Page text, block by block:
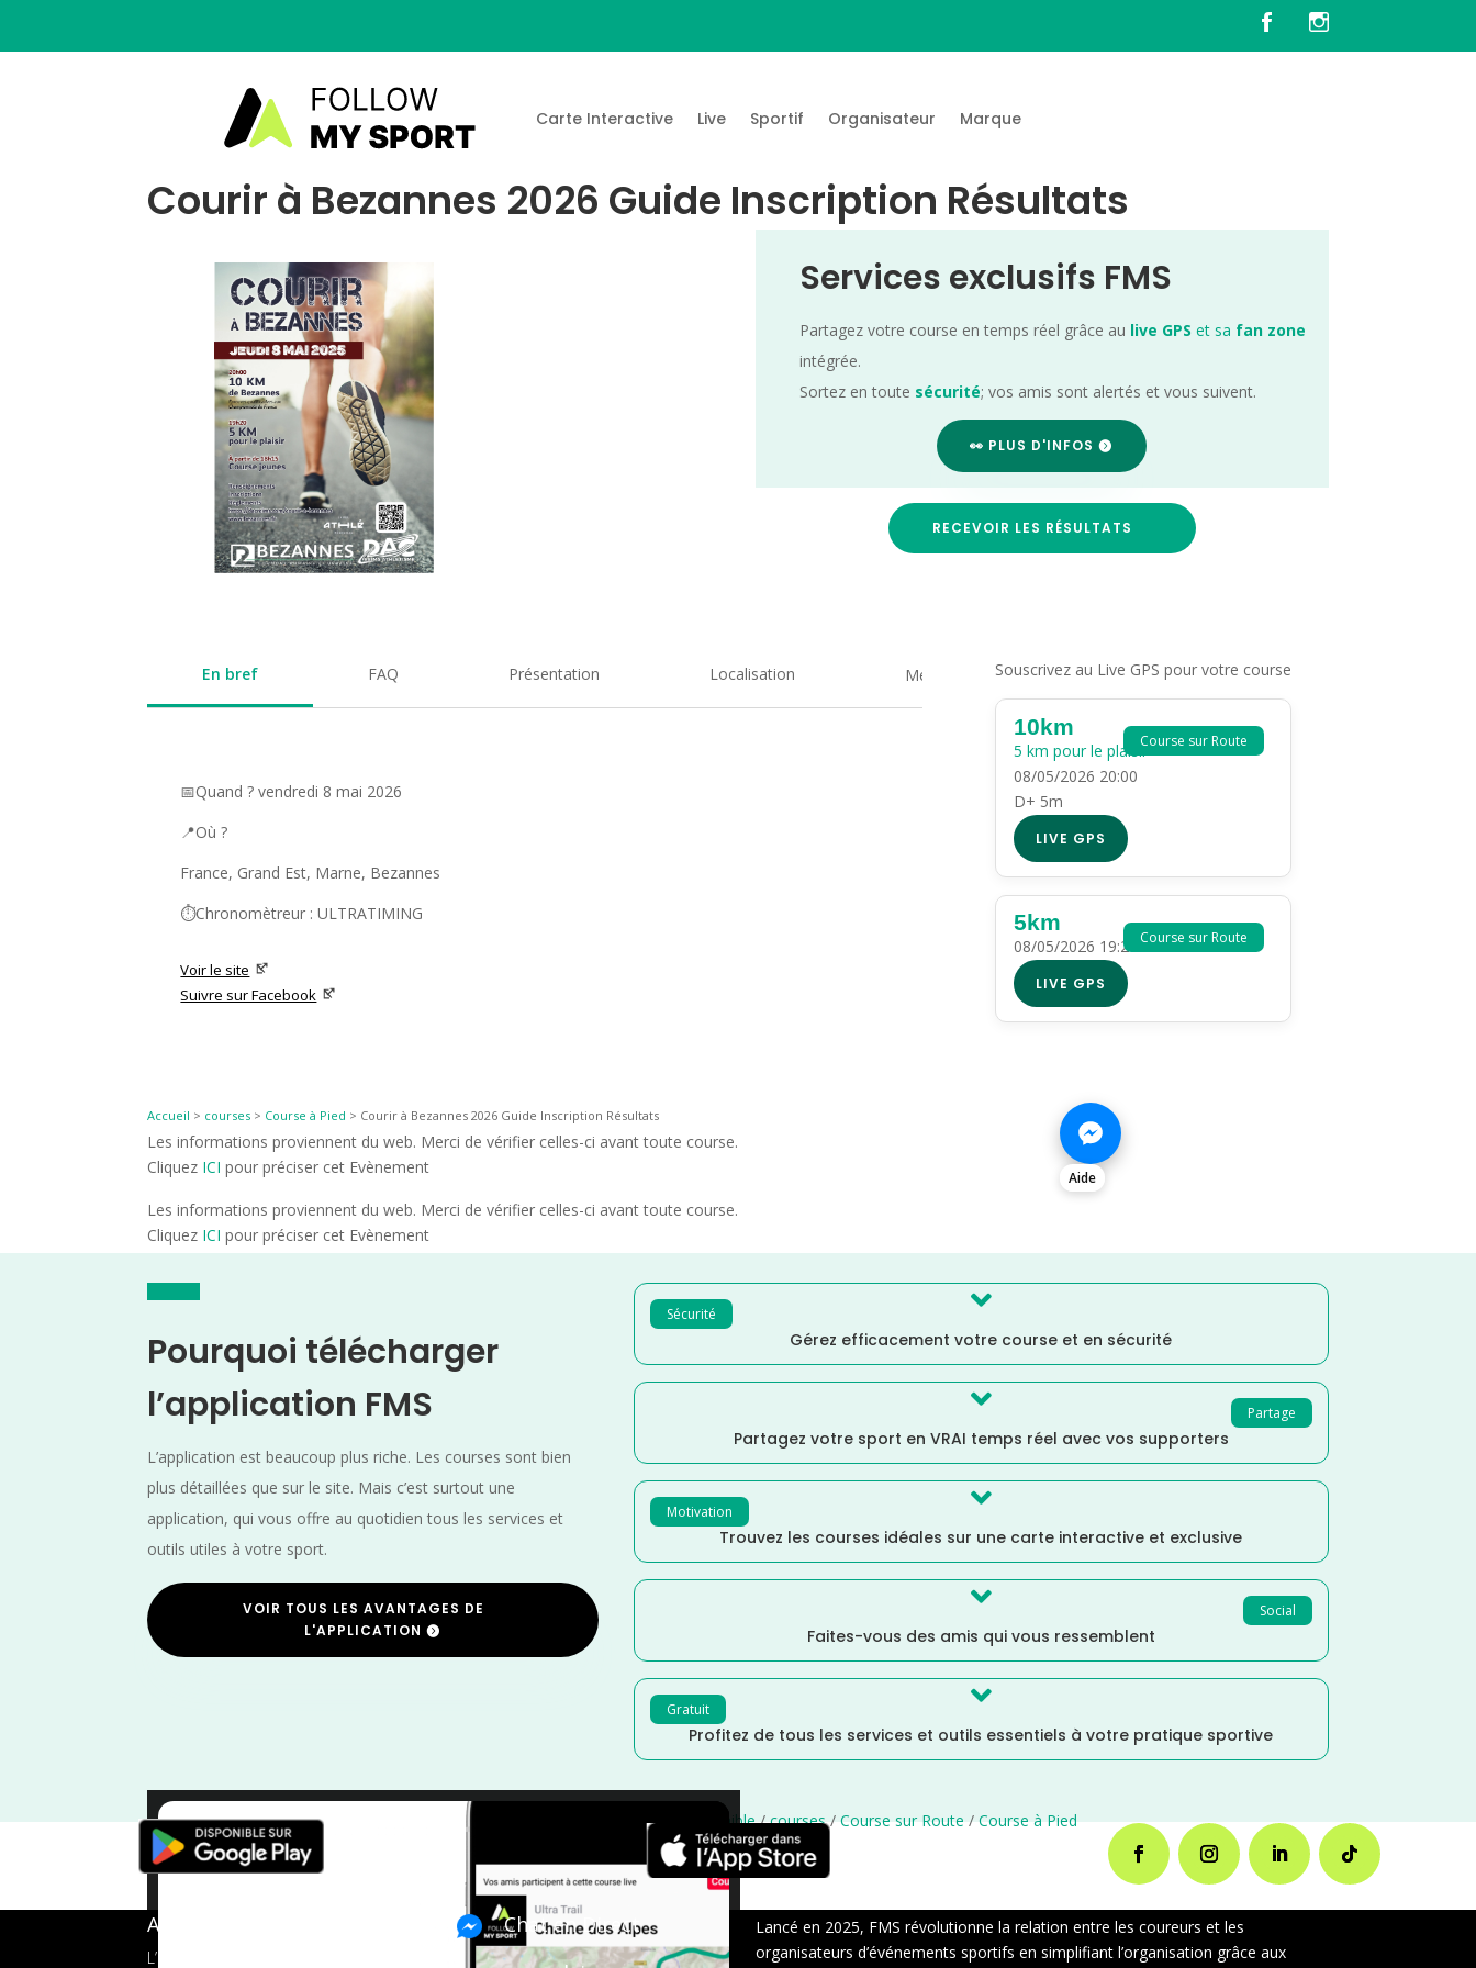
Carte Interactive Live Sportif Organisateur Marque
Courir à Bezannes 2026 Guide Inscription Résultats
Services exclusifs FMS
Partagez votre course en temps réel grâce au live GPS et sa fan zone
intégrée.
Sortez en toute sécurité; vos amis sont alertés et vous suivent.
👀 PLUS D'INFOS
RECEVOIR LES RÉSULTATS
En bref FAQ Présentation Localisation Medias
📅Quand ? vendredi 8 mai 2026
📍Où ?
France, Grand Est, Marne, Bezannes
⏱️Chronomètreur : ULTRATIMING
Voir le site
Suivre sur Facebook
Souscrivez au Live GPS pour votre course
Course sur Route
10km
5 km pour le plaisir
08/05/2026 20:00
D+ 5m
LIVE GPS
Course sur Route
5km
08/05/2026 19:20
LIVE GPS
Accueil > courses > Course à Pied > Courir à Bezannes 2026 Guide Inscription Résultats
Les informations proviennent du web. Merci de vérifier celles-ci avant toute course.
Cliquez ICI pour préciser cet Evènement
Les informations proviennent du web. Merci de vérifier celles-ci avant toute course.
Cliquez ICI pour préciser cet Evènement
Aide
Pourquoi télécharger
l’application FMS
L’application est beaucoup plus riche. Les courses sont bien
plus détaillées que sur le site. Mais c’est surtout une
application, qui vous offre au quotidien tous les services et
outils utiles à votre sport.
VOIR TOUS LES AVANTAGES DE
L'APPLICATION
Sécurité 
Gérez efficacement votre course et en sécurité
Partage

Partagez votre sport en VRAI temps réel avec vos supporters
Motivation 
Trouvez les courses idéales sur une carte interactive et exclusive
Social

Faites-vous des amis qui vous ressemblent
Gratuit 
Profitez de tous les services et outils essentiels à votre pratique sportive
×
Mai /Distance Faible/courses/Course sur Route/Course à Pied
A propos de FMS
L’application tout-en-un pour les
Chat en Direct
Lancé en 2025, FMS révolutionne la relation entre les coureurs et les
organisateurs d’événements sportifs en simplifiant l’organisation grâce aux